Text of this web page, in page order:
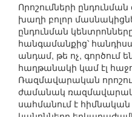
Որոշումների
խաղի բոլոր
ընդունման
հանգամանքից՝
անդամ, թե ոչ, գործում
հաղթանակի կամ էլ
Ռազմավարական
ժամանակ
սահմանում է